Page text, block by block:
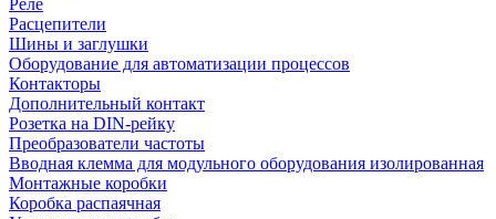
Реле
Расцепители
Шины и заглушки
Оборудование для автоматизации процессов
Контакторы
Дополнительный контакт
Розетка на DIN-рейку
Преобразователи частоты
Вводная клемма для модульного оборудования изолированная
Монтажные коробки
Коробка распаячная